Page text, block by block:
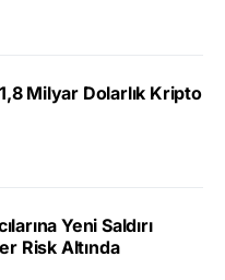
Milyar Dolarlık Kripto
Yeni Saldırı
Risk Altında